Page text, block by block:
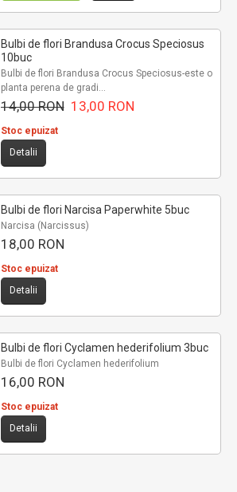
Bulbi de flori Brandusa Crocus Speciosus
10buc
Bulbi de flori Brandusa Crocus Speciosus-este o
planta perena de gradi...
14,00 RON 13,00 RON
Stoc epuizat
Detalii
Bulbi de flori Narcisa Paperwhite 5buc
Narcisa (Narcissus)
18,00 RON
Stoc epuizat
Detalii
Bulbi de flori Cyclamen hederifolium 3buc
Bulbi de flori Cyclamen hederifolium
16,00 RON
Stoc epuizat
Detalii